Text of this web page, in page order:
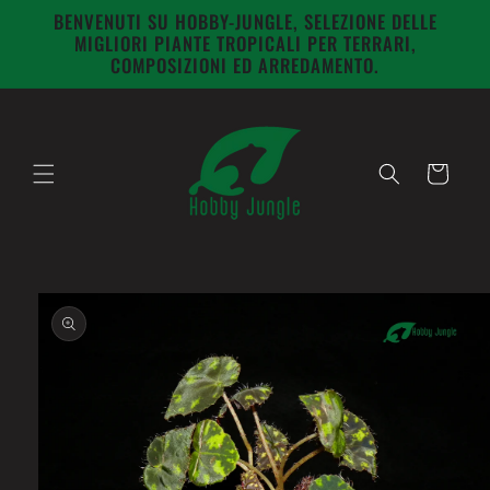
direttamente
ai contenuti
BENVENUTI SU HOBBY-JUNGLE, SELEZIONE DELLE
MIGLIORI PIANTE TROPICALI PER TERRARI,
COMPOSIZIONI ED ARREDAMENTO.
Carrello
Passa alle
informazioni
sul prodotto